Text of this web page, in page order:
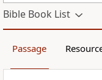
Bible Book List
Passage